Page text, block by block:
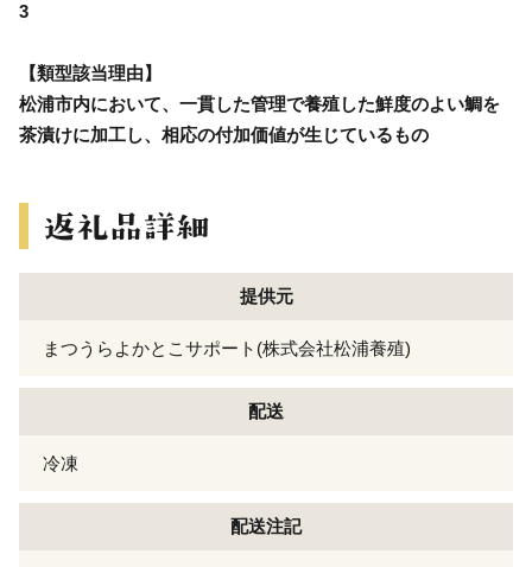
3
【類型該当理由】
松浦市内において、一貫した管理で養殖した鮮度のよい鯛を
茶漬けに加工し、相応の付加価値が生じているもの
提供元
まつうらよかとこサポート(株式会社松浦養殖)
配送
冷凍
配送注記